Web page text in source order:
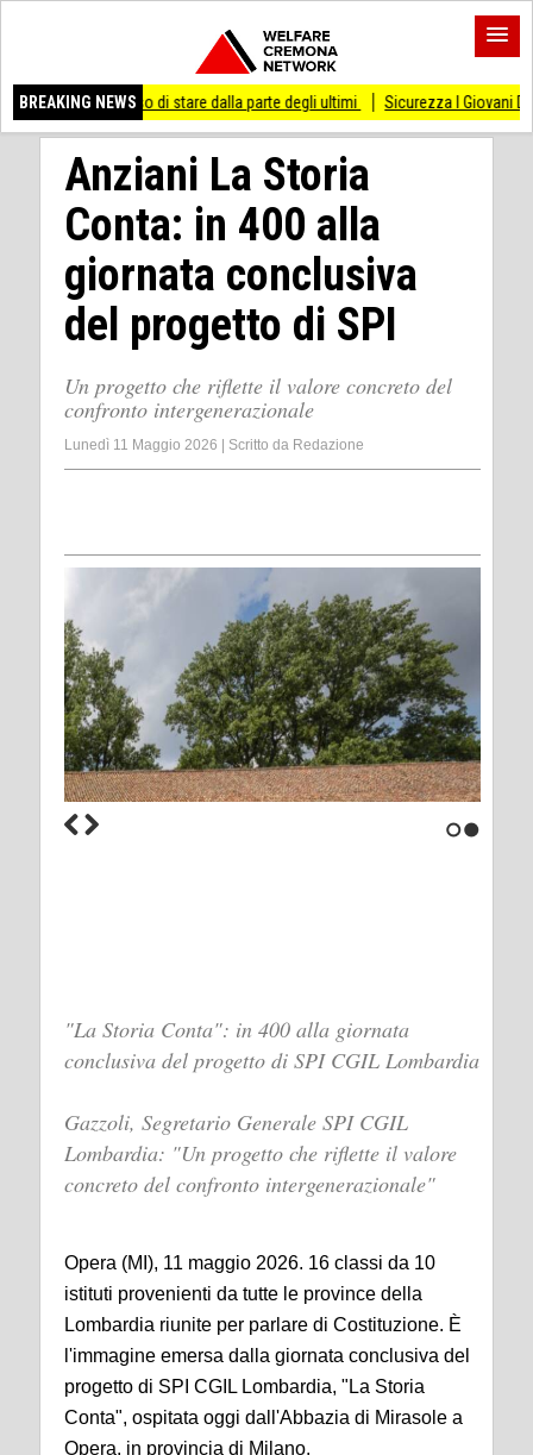
BREAKING NEWS
di stare dalla parte degli ultimi Sicurezza I Giovani Democratici
Anziani La Storia
Conta: in 400 alla
giornata conclusiva
del progetto di SPI
Un progetto che riflette il valore concreto del
confronto intergenerazionale
Lunedì 11 Maggio 2026 Scritto da Redazione
"La Storia Conta": in 400 alla giornata
conclusiva del progetto di SPI CGIL Lombardia
Gazzoli, Segretario Generale SPI CGIL
Lombardia: "Un progetto che riflette il valore
concreto del confronto intergenerazionale"
Opera (MI), 11 maggio 2026. 16 classi da 10
istituti provenienti da tutte le province della
Lombardia riunite per parlare di Costituzione. È
l'immagine emersa dalla giornata conclusiva del
progetto di SPI CGIL Lombardia, "La Storia
Conta", ospitata oggi dall'Abbazia di Mirasole a
Opera, in provincia di Milano.